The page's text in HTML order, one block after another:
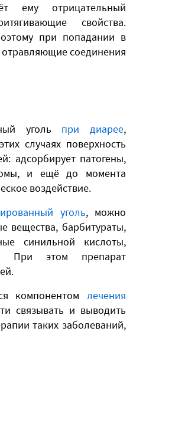
ему отрицательный
свойства.
при попадании в
отравляющие соединения
уголь при диарее,
случаях поверхность
адсорбирует патогены,
и ещё до момента
воздействие.
уголь, можно
вещества, барбитураты,
синильной кислоты,
При этом препарат
компонентом лечения
связывать и выводить
таких заболеваний,